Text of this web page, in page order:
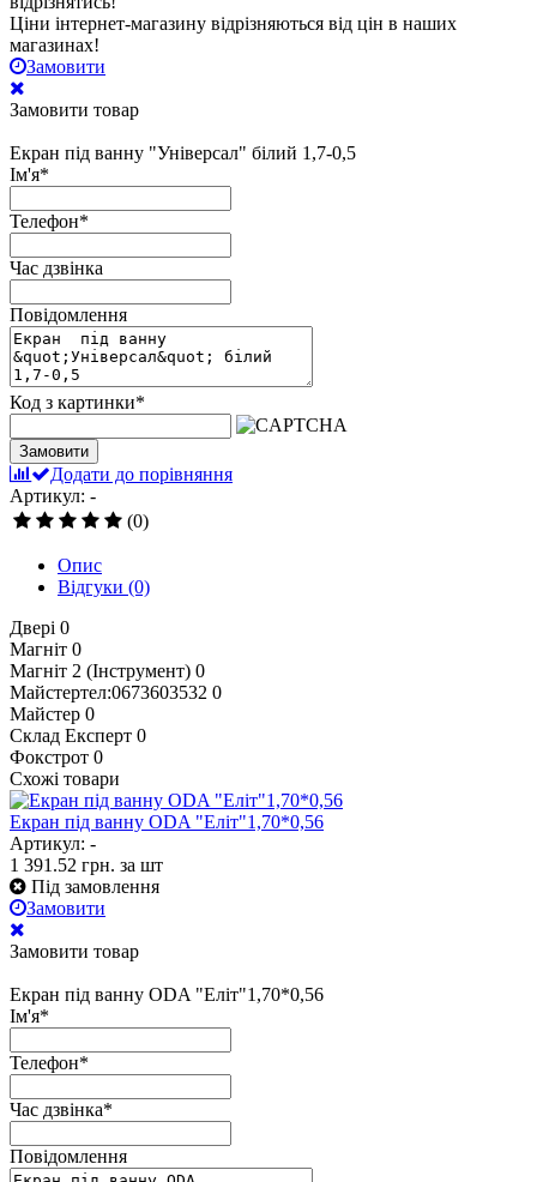
Ціни інтернет-магазину відрізняються від цін в наших
магазинах!
Замовити
Замовити товар
Екран під ванну "Універсал" білий 1,7-0,5
Ім'я*
Телефон*
Час дзвінка
Повідомлення
Код з картинки*
Замовити
Додати до порівняння
Артикул: -
(0)
Опис
Відгуки (0)
Двері 0
Магніт 0
Магніт 2 (Інструмент) 0
Майстертел:0673603532 0
Майстер 0
Склад Експерт 0
Фокстрот 0
Схожі товари
Екран під ванну ODA "Еліт"1,70*0,56
Артикул: -
1 391.52 грн. за шт
Під замовлення
Замовити
Замовити товар
Екран під ванну ODA "Еліт"1,70*0,56
Ім'я*
Телефон*
Час дзвінка*
Повідомлення